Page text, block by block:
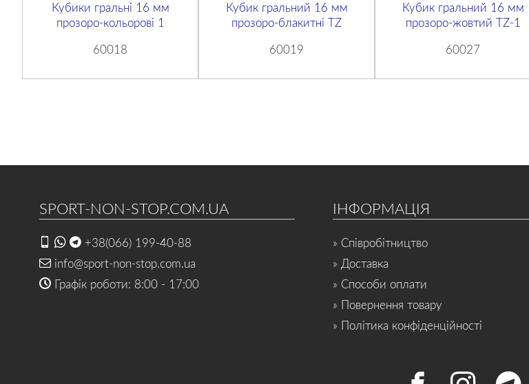
Кубики гральні 16 мм
прозоро-кольорові 1
60018
Кубик гральний 16 мм
прозоро-блакитні TZ
60019
Кубик гральний 16 мм
прозоро-жовтий TZ-1
60027
SPORT-NON-STOP.COM.UA
+38(066) 199-40-88
info@sport-non-stop.com.ua
Графік роботи: 8:00 - 17:00
ІНФОРМАЦІЯ
» Співробітництво
» Доставка
» Способи оплати
» Повернення товару
» Політика конфіденційності